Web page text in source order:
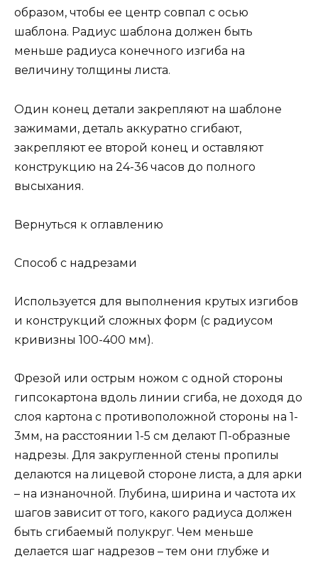
образом, чтобы ее центр совпал с осью
шаблона. Радиус шаблона должен быть
меньше радиуса конечного изгиба на
величину толщины листа.
Один конец детали закрепляют на шаблоне
зажимами, деталь аккуратно сгибают,
закрепляют ее второй конец и оставляют
конструкцию на 24-36 часов до полного
высыхания.
Вернуться к оглавлению
Способ с надрезами
Используется для выполнения крутых изгибов
и конструкций сложных форм (с радиусом
кривизны 100-400 мм).
Фрезой или острым ножом с одной стороны
гипсокартона вдоль линии сгиба, не доходя до
слоя картона с противоположной стороны на 1-
3мм, на расстоянии 1-5 см делают П-образные
надрезы. Для закругленной стены пропилы
делаются на лицевой стороне листа, а для арки
– на изнаночной. Глубина, ширина и частота их
шагов зависит от того, какого радиуса должен
быть сгибаемый полукруг. Чем меньше
делается шаг надрезов – тем они глубже и